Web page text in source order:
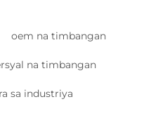
oem na timbangan
na timbangan
sa industriya